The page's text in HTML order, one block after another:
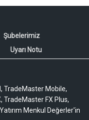
Şubelerimiz
Uyarı Notu
TradeMaster Mobile,
TradeMaster FX Plus,
Menkul Değerler'in